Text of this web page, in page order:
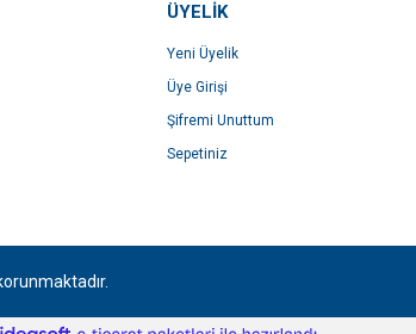
ÜYELİK
Yeni Üyelik
Üye Girişi
Şifremi Unuttum
Sepetiniz